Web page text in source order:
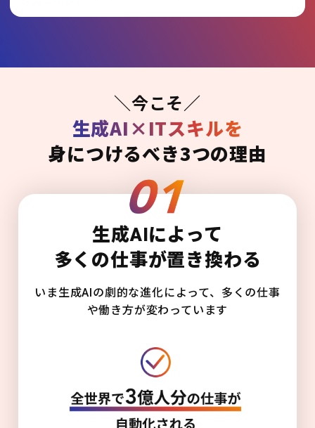
＼今こそ／
生成AI×ITスキルを
身につけるべき3つの理由
生成AIによって
多くの仕事が置き換わる
いま生成AIの劇的な進化によって、多くの仕事
や働き方が変わっています